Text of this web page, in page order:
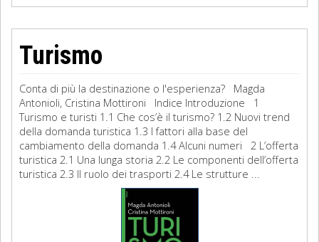
Turismo
Conta di più la destinazione o l'esperienza? Magda
Antonioli, Cristina Mottironi Indice Introduzione 1
Turismo e turisti 1.1 Che cos’è il turismo? 1.2 Nuovi trend
della domanda turistica 1.3 I fattori alla base del
cambiamento della domanda 1.4 Alcuni numeri 2 L’offerta
turistica 2.1 Una lunga storia 2.2 Le componenti dell’offerta
turistica 2.3 Il ruolo dei trasporti 2.4 Le strutture ...